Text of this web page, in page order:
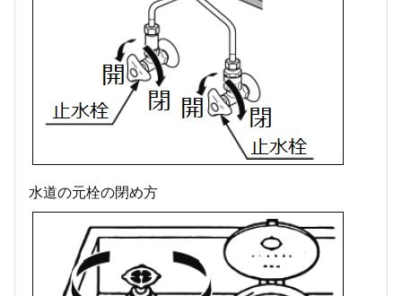
水道の元栓の閉め方